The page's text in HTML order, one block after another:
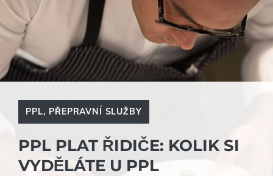
PPL, PŘEPRAVNÍ SLUŽBY
PPL PLAT ŘIDIČE: KOLIK SI
VYDĚLÁTE U PPL